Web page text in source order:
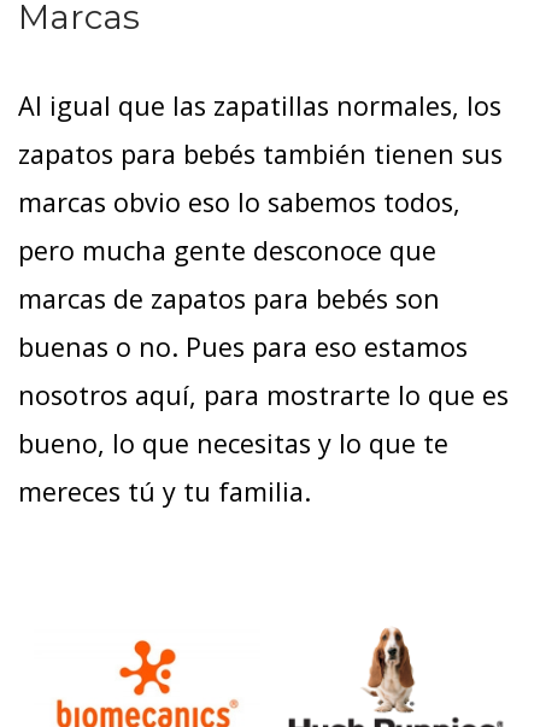
Marcas
Al igual que las zapatillas normales, los
zapatos para bebés también tienen sus
marcas obvio eso lo sabemos todos,
pero mucha gente desconoce que
marcas de zapatos para bebés son
buenas o no. Pues para eso estamos
nosotros aquí, para mostrarte lo que es
bueno, lo que necesitas y lo que te
mereces tú y tu familia.